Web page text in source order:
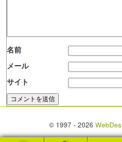
名前
メール
サイト
© 1997 - 2026